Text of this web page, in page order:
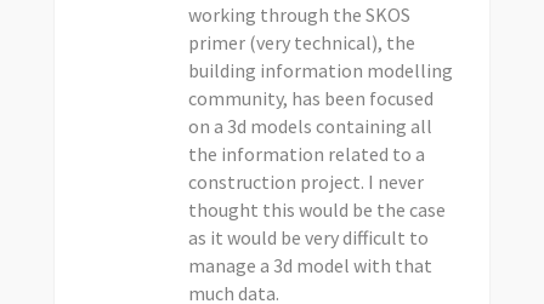
working through the SKOS
primer (very technical), the
building information modelling
community, has been focused
on a 3d models containing all
the information related to a
construction project. I never
thought this would be the case
as it would be very difficult to
manage a 3d model with that
much data.